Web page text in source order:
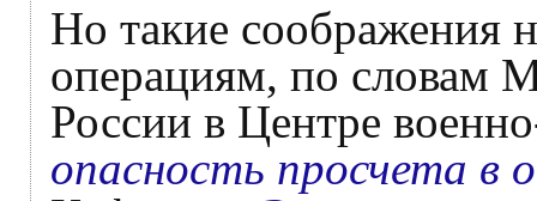
Но такие соображения
операциям, по словам
России в Центре
опасность просчета в